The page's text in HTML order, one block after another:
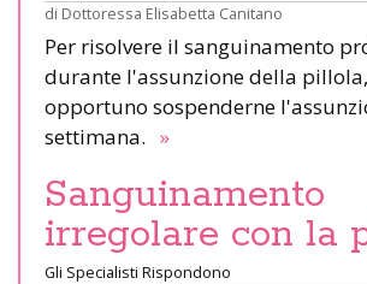
di Dottoressa Elisabetta Canitano
Per risolvere il sanguinamento
durante l'assunzione della
opportuno sospenderne
settimana. »
Sanguinamento
irregolare con la
Gli Specialisti Rispondono